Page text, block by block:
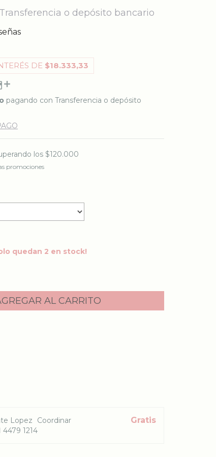
Transferencia o depósito bancario
DE $18.333,33
pagando con Transferencia o depósito
los $120.000
promociones
quedan 2 en stock!
Lopez
Coordinar
1214
Gratis